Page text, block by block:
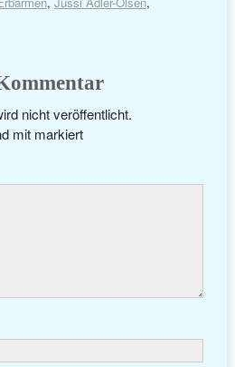
nicht veröffentlicht.
mit markiert